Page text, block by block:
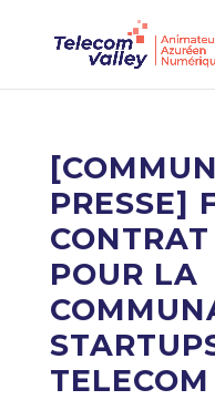
PRESSE]
POUR LA